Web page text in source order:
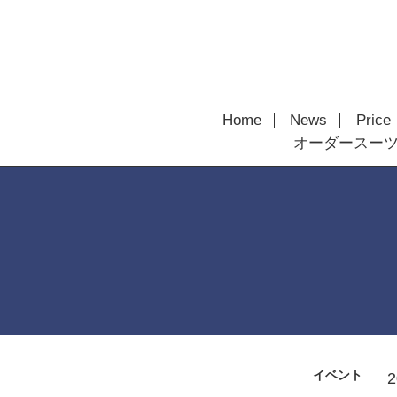
Home News
Price
オーダースー
イベント